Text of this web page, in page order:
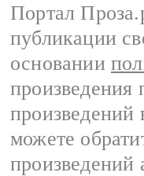
Портал
публикации
основании
произведения
произведений
можете
произведений